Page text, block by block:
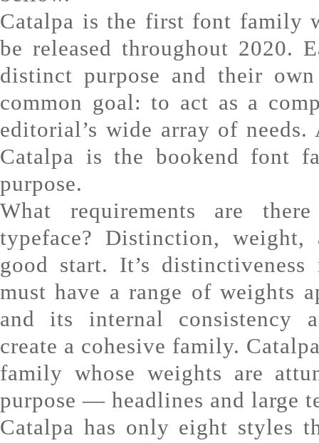
Catalpa is the first font
be released throughout 2020.
distinct purpose and their
common goal: to act as a
editorial’s wide array of
Catalpa is the bookend font
purpose.
What requirements are
typeface? Distinction, weight,
good start. It’s
must have a range of weights
and its internal consistency
create a cohesive family.
family whose weights are
purpose — headlines and large
Catalpa has only eight styles